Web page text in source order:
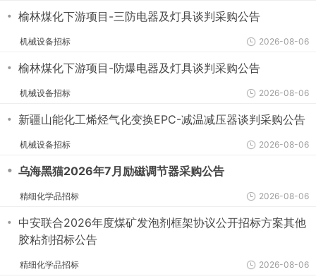
・ 榆林煤化下游项目-三防电器及灯具谈判采购公告
机械设备招标 2026-08-06
・ 榆林煤化下游项目-防爆电器及灯具谈判采购公告
机械设备招标 2026-08-06
・ 新疆山能化工烯烃气化变换EPC-减温减压器谈判采购公告
机械设备招标 2026-08-06
・ 乌海黑猫2026年7月励磁调节器采购公告
精细化学品招标 2026-08-06
・ 中安联合2026年度煤矿发泡剂框架协议公开招标方案其他
胶粘剂招标公告
精细化学品招标 2026-08-06